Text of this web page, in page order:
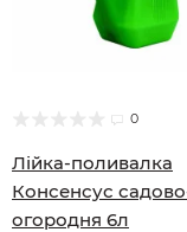
0
Лійка-поливалка
Консенсус
огородня 6л